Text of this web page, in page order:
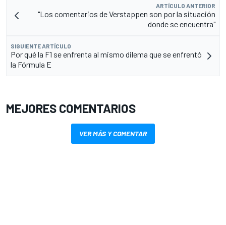
ARTÍCULO ANTERIOR
"Los comentarios de Verstappen son por la situación
donde se encuentra"
SIGUIENTE ARTÍCULO
Por qué la F1 se enfrenta al mismo dilema que se enfrentó
la Fórmula E
MEJORES COMENTARIOS
VER MÁS Y COMENTAR